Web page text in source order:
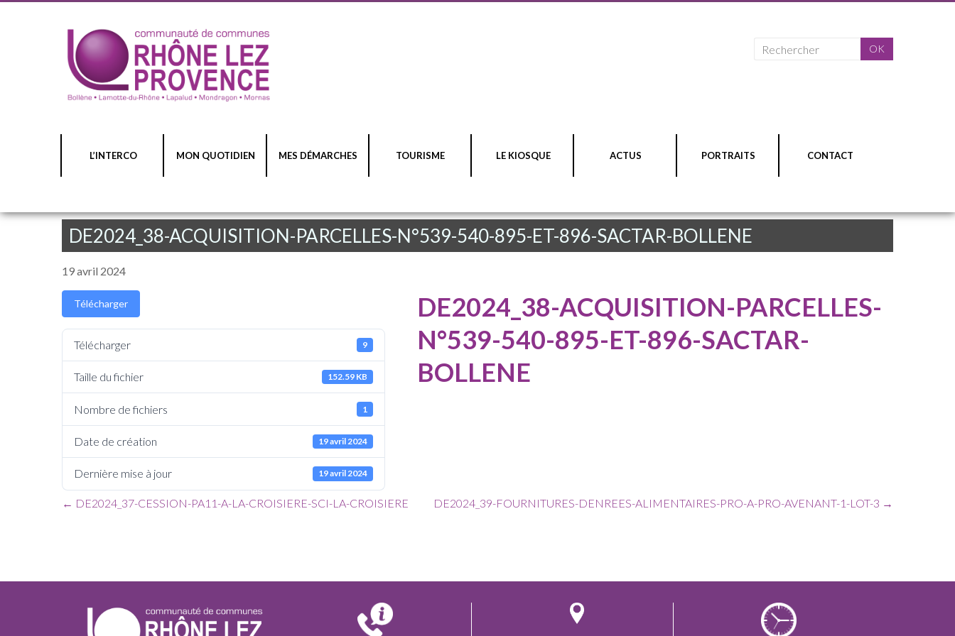
L’INTERCO MON QUOTIDIEN MES DÉMARCHES TOURISME LE KIOSQUE ACTUS PORTRAITS CONTACT
DE2024_38-ACQUISITION-PARCELLES-N°539-540-895-ET-896-SACTAR-BOLLENE
19 avril 2024
Télécharger
Télécharger 9
Taille du fichier 152.59 KB
Nombre de fichiers 1
Date de création 19 avril 2024
Dernière mise à jour 19 avril 2024
DE2024_38-ACQUISITION-PARCELLES-
N°539-540-895-ET-896-SACTAR-
BOLLENE
← DE2024_37-CESSION-PA11-A-LA-CROISIERE-SCI-LA-CROISIERE DE2024_39-FOURNITURES-DENREES-ALIMENTAIRES-PRO-A-PRO-AVENANT-1-LOT-3 →